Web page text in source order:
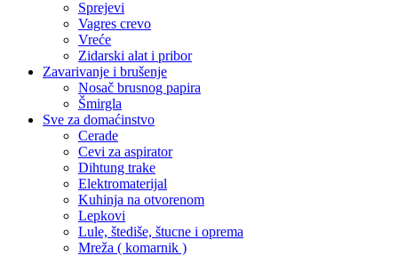
Sprejevi
Vagres crevo
Vreće
Zidarski alat i pribor
Zavarivanje i brušenje
Nosač brusnog papira
Šmirgla
Sve za domaćinstvo
Cerade
Cevi za aspirator
Dihtung trake
Elektromaterijal
Kuhinja na otvorenom
Lepkovi
Lule, štediše, štucne i oprema
Mreža ( komarnik )